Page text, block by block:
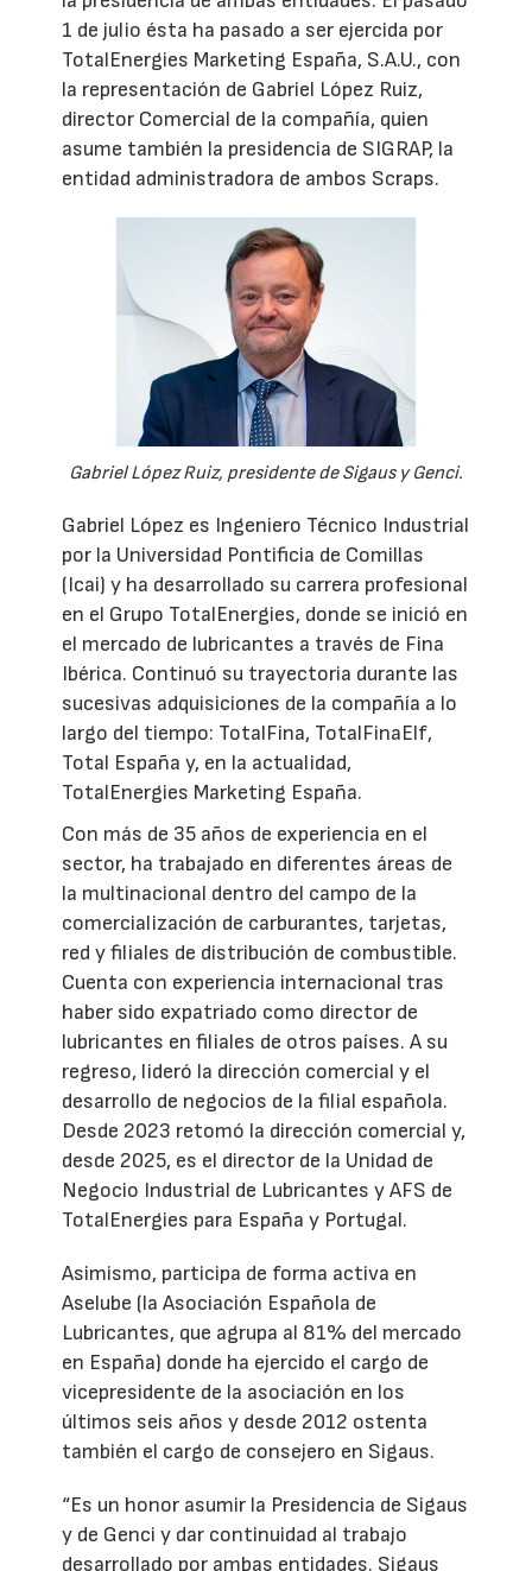
1 de julio ésta ha pasado a ser ejercida por
TotalEnergies Marketing España, S.A.U., con
la representación de Gabriel López Ruiz,
director Comercial de la compañía, quien
asume también la presidencia de SIGRAP, la
entidad administradora de ambos Scraps.
Gabriel López Ruiz, presidente de Sigaus y Genci.
Gabriel López es Ingeniero Técnico Industrial
por la Universidad Pontificia de Comillas
(Icai) y ha desarrollado su carrera profesional
en el Grupo TotalEnergies, donde se inició en
el mercado de lubricantes a través de Fina
Ibérica. Continuó su trayectoria durante las
sucesivas adquisiciones de la compañía a lo
largo del tiempo: TotalFina, TotalFinaElf,
Total España y, en la actualidad,
TotalEnergies Marketing España.
Con más de 35 años de experiencia en el
sector, ha trabajado en diferentes áreas de
la multinacional dentro del campo de la
comercialización de carburantes, tarjetas,
red y filiales de distribución de combustible.
Cuenta con experiencia internacional tras
haber sido expatriado como director de
lubricantes en filiales de otros países. A su
regreso, lideró la dirección comercial y el
desarrollo de negocios de la filial española.
Desde 2023 retomó la dirección comercial y,
desde 2025, es el director de la Unidad de
Negocio Industrial de Lubricantes y AFS de
TotalEnergies para España y Portugal.
Asimismo, participa de forma activa en
Aselube (la Asociación Española de
Lubricantes, que agrupa al 81% del mercado
en España) donde ha ejercido el cargo de
vicepresidente de la asociación en los
últimos seis años y desde 2012 ostenta
también el cargo de consejero en Sigaus.
“Es un honor asumir la Presidencia de Sigaus
y de Genci y dar continuidad al trabajo
desarrollado por ambas entidades. Sigaus